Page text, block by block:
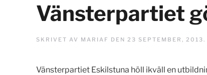
Vänsterpartiet
SKRIVET AV MARIAF DEN 23 SEPTEMBER, 2013.
Vänsterpartiet Eskilstuna höll ikväll en